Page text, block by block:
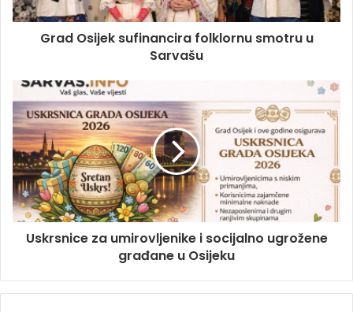
Grad Osijek sufinancira folklornu smotru u
Sarvašu
Uskrsnice za umirovljenike i socijalno ugrožene
građane u Osijeku